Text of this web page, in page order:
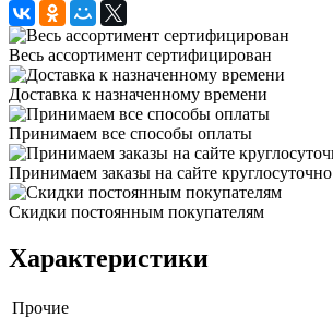
Весь ассортимент сертифицирован
Доставка к назначенному времени
Принимаем все способы оплаты
Принимаем заказы на сайте круглосуточно
Скидки постоянным покупателям
Характеристики
Прочие